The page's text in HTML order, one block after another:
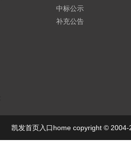
中标公示
补充公告
凯发首页入口home copyright ©